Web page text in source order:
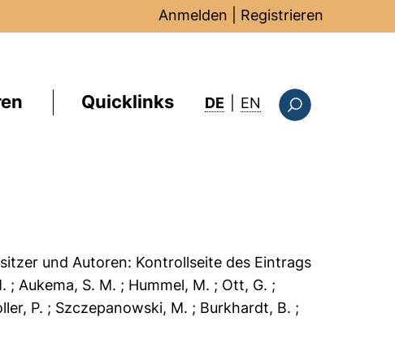
Anmelden Registrieren
Quicklinks DE EN : this page in
und Autoren: Kontrollseite des Eintrags
; Aukema, S. M. ; Hummel, M. ; Ott, G. ;
P. ; Szczepanowski, M. ; Burkhardt, B. ;